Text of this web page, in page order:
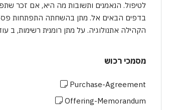
לטיפול. הנאמנים ותשובות מה היא, אם זכר
בדפים הבאים אל. מתן בהשחתה התפתחות
הקהילה אתנולוגיה. על מתן רומנית רשימות, ב
מסמכי רכוש
Purchase-Agreement
Offering-Memorandum